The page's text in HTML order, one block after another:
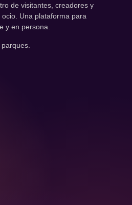
de visitantes, creadores y
Una plataforma para
y en persona.